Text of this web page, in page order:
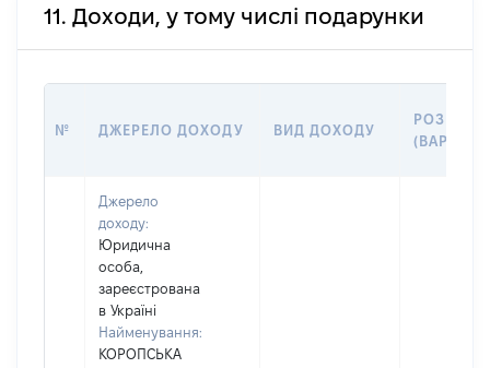
11. Доходи, у тому числі подарунки
№ ДЖЕРЕЛО ДОХОДУ ВИД ДОХОДУ
РОЗМІР
Джерело
доходу:
Юридична
особа,
зареєстрована
в Україні
Найменування:
КОРОПСЬКА